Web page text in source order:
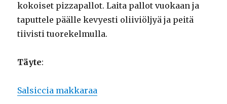
kokoiset pizzapallot. Laita pallot vuokaan ja
taputtele päälle kevyesti oliiviöljyä ja peitä
tiivisti tuorekelmulla.
Täyte:
Salsiccia makkaraa